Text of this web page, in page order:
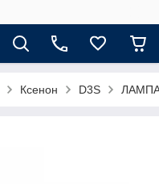
Ксенон D3S ЛАМПА